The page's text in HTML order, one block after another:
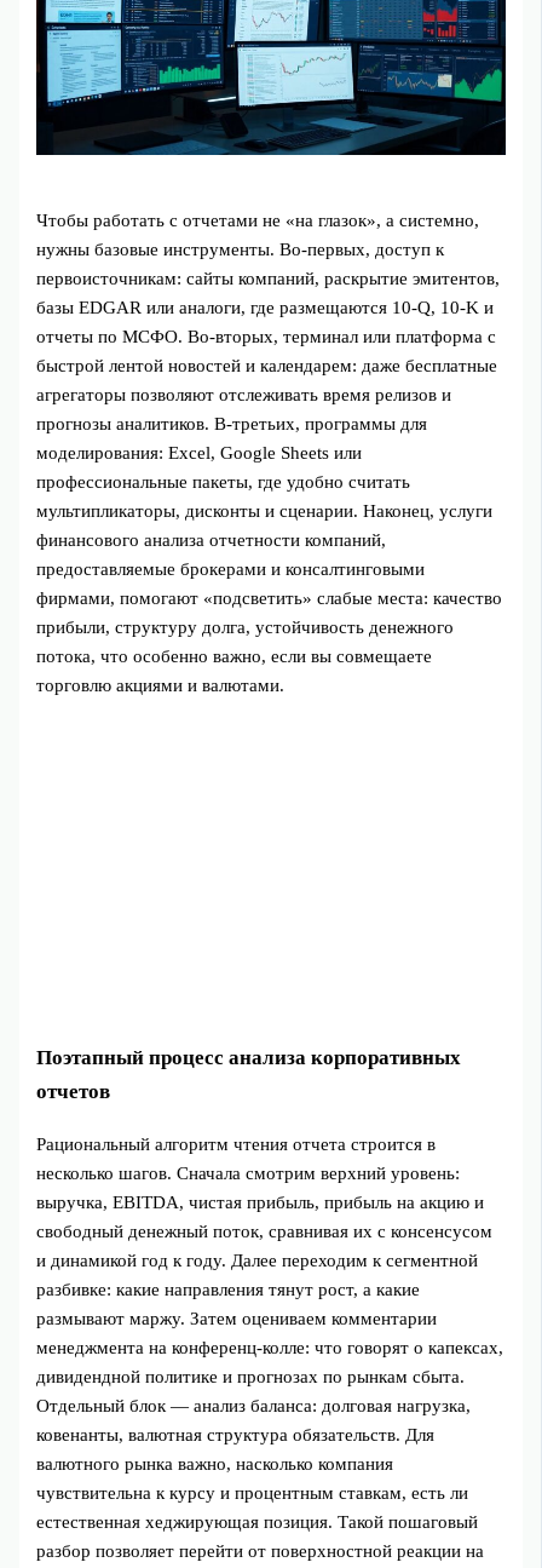
Чтобы работать с отчетами не «на глазок», а системно,
нужны базовые инструменты. Во‑первых, доступ к
первоисточникам: сайты компаний, раскрытие эмитентов,
базы EDGAR или аналоги, где размещаются 10‑Q, 10‑K и
отчеты по МСФО. Во‑вторых, терминал или платформа с
быстрой лентой новостей и календарем: даже бесплатные
агрегаторы позволяют отслеживать время релизов и
прогнозы аналитиков. В‑третьих, программы для
моделирования: Excel, Google Sheets или
профессиональные пакеты, где удобно считать
мультипликаторы, дисконты и сценарии. Наконец, услуги
финансового анализа отчетности компаний,
предоставляемые брокерами и консалтинговыми
фирмами, помогают «подсветить» слабые места: качество
прибыли, структуру долга, устойчивость денежного
потока, что особенно важно, если вы совмещаете
торговлю акциями и валютами.
Поэтапный процесс анализа корпоративных
отчетов
Рациональный алгоритм чтения отчета строится в
несколько шагов. Сначала смотрим верхний уровень:
выручка, EBITDA, чистая прибыль, прибыль на акцию и
свободный денежный поток, сравнивая их с консенсусом
и динамикой год к году. Далее переходим к сегментной
разбивке: какие направления тянут рост, а какие
размывают маржу. Затем оцениваем комментарии
менеджмента на конференц‑колле: что говорят о капексах,
дивидендной политике и прогнозах по рынкам сбыта.
Отдельный блок — анализ баланса: долговая нагрузка,
ковенанты, валютная структура обязательств. Для
валютного рынка важно, насколько компания
чувствительна к курсу и процентным ставкам, есть ли
естественная хеджирующая позиция. Такой пошаговый
разбор позволяет перейти от поверхностной реакции на